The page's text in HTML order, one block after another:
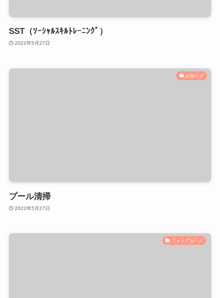
SST（ｿｰｼｬﾙｽｷﾙﾄﾚｰﾆﾝｸﾞ）
2022年5月27日
お知らせ
プール清掃
2022年5月27日
フォトアルバム